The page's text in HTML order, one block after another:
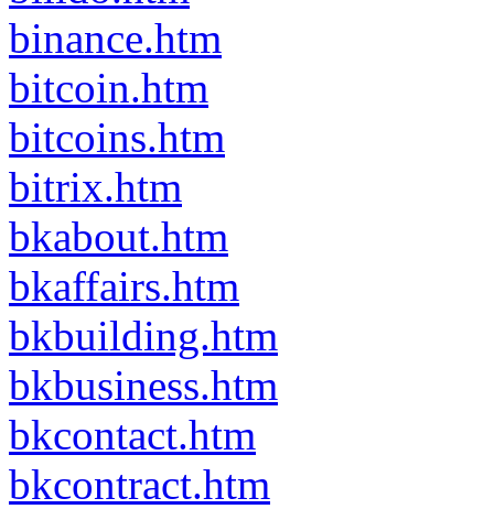
binance.htm
bitcoin.htm
bitcoins.htm
bitrix.htm
bkabout.htm
bkaffairs.htm
bkbuilding.htm
bkbusiness.htm
bkcontact.htm
bkcontract.htm